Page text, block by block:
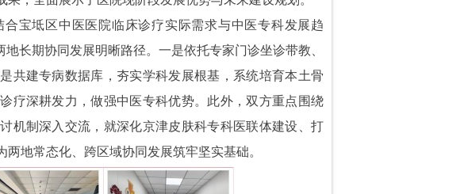
宝坻区中医医院临床诊疗实际需求与中医专科发展趋
长期协同发展明晰路径。一是依托专家门诊坐诊带教、
共建专病数据库，夯实学科发展根基，系统培育本土骨
疗深耕发力，做强中医专科优势。此外，双方重点围绕
机制深入交流，就深化京津皮肤科专科医联体建设、打
地常态化、跨区域协同发展筑牢坚实基础。